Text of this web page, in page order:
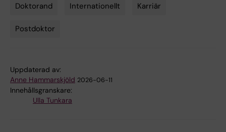
Doktorand Internationellt Karriär
Postdoktor
Uppdaterad av:
Anne Hammarskjöld 2026-06-11
Innehållsgranskare:
Ulla Tunkara